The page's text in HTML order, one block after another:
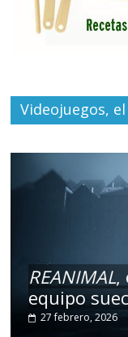
Videojuegos,
REANIMAL,
equipo
27 febrero, 2026